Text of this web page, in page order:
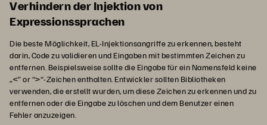
Verhindern der Injektion von
Expressionssprachen
Die beste Möglichkeit, EL-Injektionsangriffe zu erkennen, besteht
darin, Code zu validieren und Eingaben mit bestimmten Zeichen zu
entfernen. Beispielsweise sollte die Eingabe für ein Namensfeld keine
„<” or “>“-Zeichen enthalten. Entwickler sollten Bibliotheken
verwenden, die erstellt wurden, um diese Zeichen zu erkennen und zu
entfernen oder die Eingabe zu löschen und dem Benutzer einen
Fehler anzuzeigen.